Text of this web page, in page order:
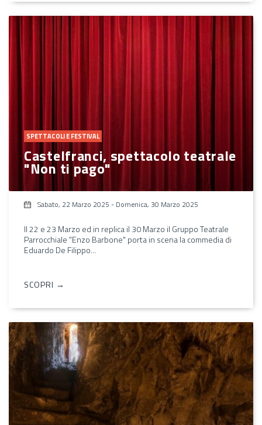
SPETTACOLI E FESTIVAL
Castelfranci, spettacolo teatrale
"Non ti pago"
Sabato, 22 Marzo 2025 - Domenica, 30 Marzo 2025
Il 22 e 23 Marzo ed in replica il 30 Marzo il Gruppo Teatrale
Parrocchiale "Enzo Barbone" porta in scena la commedia di
Eduardo De Filippo...
SCOPRI →